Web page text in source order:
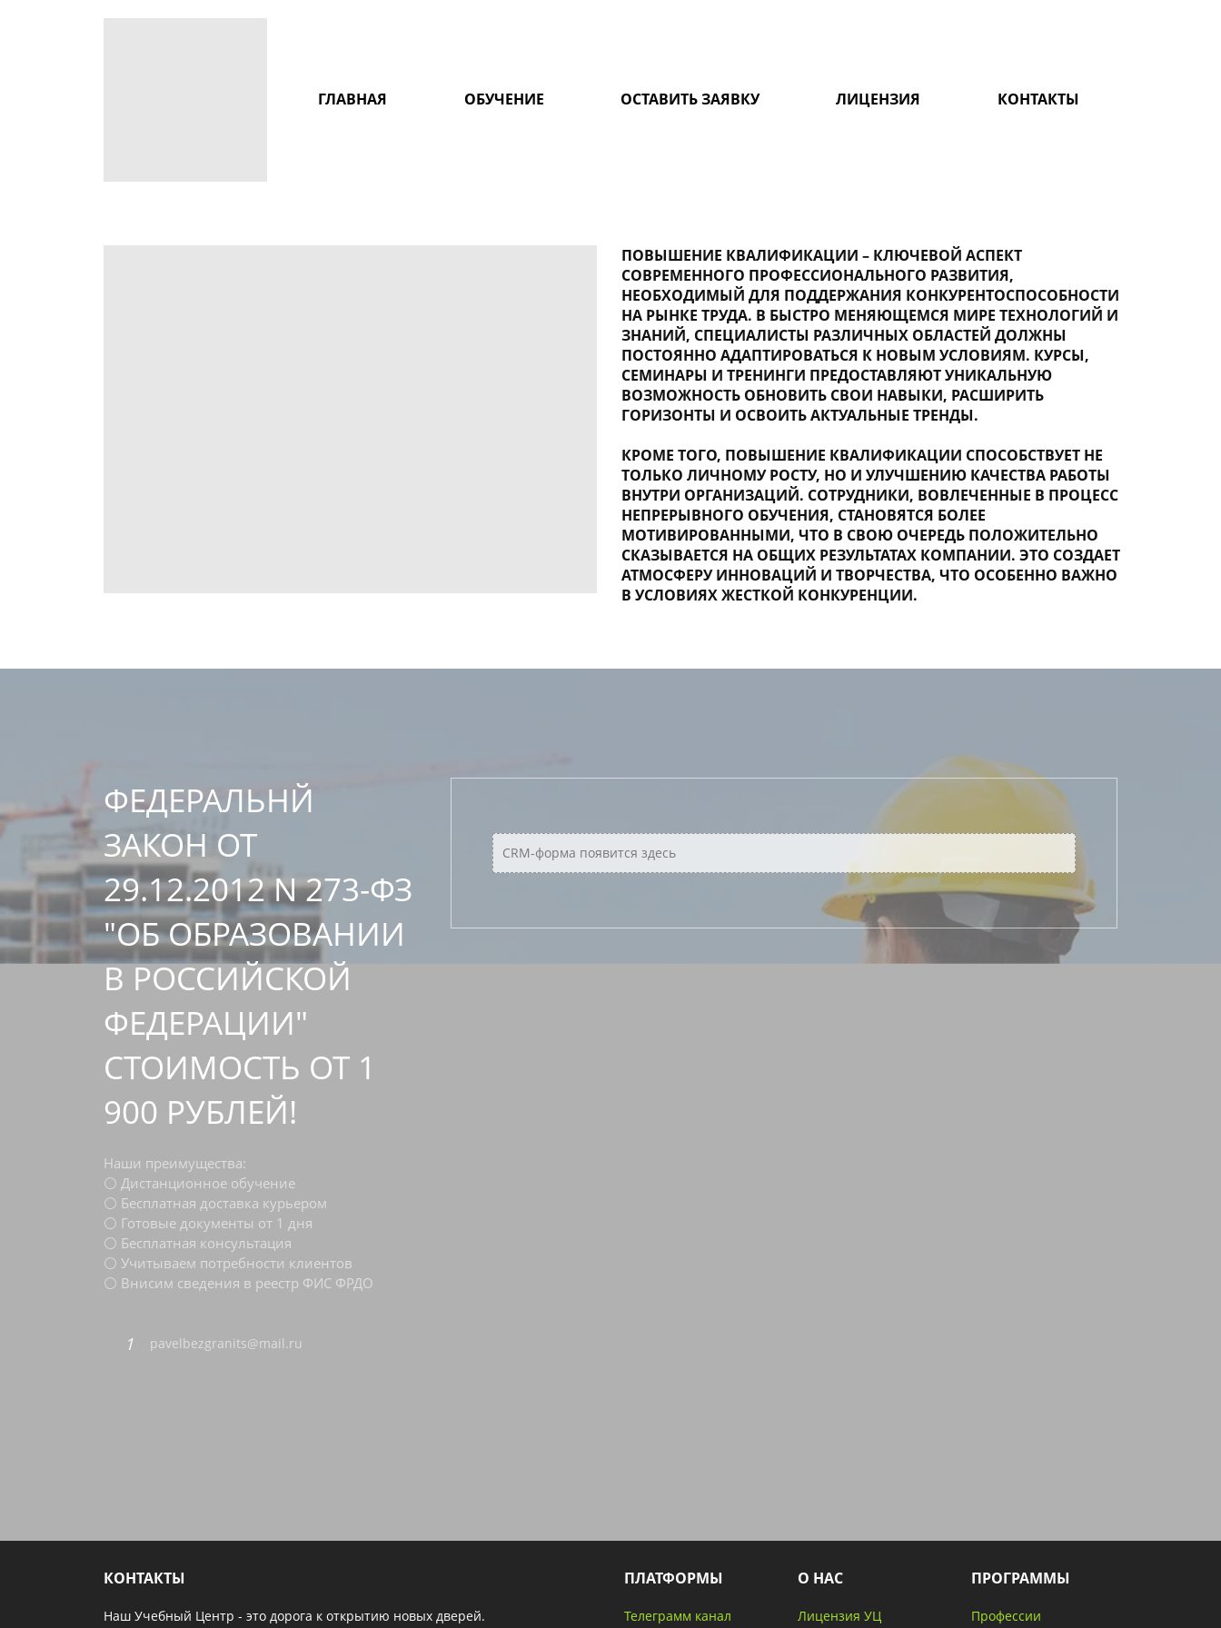
ГЛАВНАЯ ОБУЧЕНИЕ ОСТАВИТЬ ЗАЯВКУ ЛИЦЕНЗИЯ КОНТАКТЫ
ПОВЫШЕНИЕ КВАЛИФИКАЦИИ – КЛЮЧЕВОЙ АСПЕКТ
СОВРЕМЕННОГО ПРОФЕССИОНАЛЬНОГО РАЗВИТИЯ,
НЕОБХОДИМЫЙ ДЛЯ ПОДДЕРЖАНИЯ КОНКУРЕНТОСПОСОБНОСТИ
НА РЫНКЕ ТРУДА. В БЫСТРО МЕНЯЮЩЕМСЯ МИРЕ ТЕХНОЛОГИЙ И
ЗНАНИЙ, СПЕЦИАЛИСТЫ РАЗЛИЧНЫХ ОБЛАСТЕЙ ДОЛЖНЫ
ПОСТОЯННО АДАПТИРОВАТЬСЯ К НОВЫМ УСЛОВИЯМ. КУРСЫ,
СЕМИНАРЫ И ТРЕНИНГИ ПРЕДОСТАВЛЯЮТ УНИКАЛЬНУЮ
ВОЗМОЖНОСТЬ ОБНОВИТЬ СВОИ НАВЫКИ, РАСШИРИТЬ
ГОРИЗОНТЫ И ОСВОИТЬ АКТУАЛЬНЫЕ ТРЕНДЫ.
КРОМЕ ТОГО, ПОВЫШЕНИЕ КВАЛИФИКАЦИИ СПОСОБСТВУЕТ НЕ
ТОЛЬКО ЛИЧНОМУ РОСТУ, НО И УЛУЧШЕНИЮ КАЧЕСТВА РАБОТЫ
ВНУТРИ ОРГАНИЗАЦИЙ. СОТРУДНИКИ, ВОВЛЕЧЕННЫЕ В ПРОЦЕСС
НЕПРЕРЫВНОГО ОБУЧЕНИЯ, СТАНОВЯТСЯ БОЛЕЕ
МОТИВИРОВАННЫМИ, ЧТО В СВОЮ ОЧЕРЕДЬ ПОЛОЖИТЕЛЬНО
СКАЗЫВАЕТСЯ НА ОБЩИХ РЕЗУЛЬТАТАХ КОМПАНИИ. ЭТО СОЗДАЕТ
АТМОСФЕРУ ИННОВАЦИЙ И ТВОРЧЕСТВА, ЧТО ОСОБЕННО ВАЖНО
В УСЛОВИЯХ ЖЕСТКОЙ КОНКУРЕНЦИИ.
ФЕДЕРАЛЬНЙ
ЗАКОН ОТ
29.12.2012 N 273-ФЗ
"ОБ ОБРАЗОВАНИИ
В РОССИЙСКОЙ
ФЕДЕРАЦИИ"
СТОИМОСТЬ ОТ 1
900 РУБЛЕЙ!
Наши преимущества:
⚪ Дистанционное обучение
⚪ Бесплатная доставка курьером
⚪ Готовые документы от 1 дня
⚪ Бесплатная консультация
⚪ Учитываем потребности клиентов
⚪ Внисим сведения в реестр ФИС ФРДО
pavelbezgranits@mail.ru
CRM-форма появится здесь
КОНТАКТЫ
Наш Учебный Центр - это дорога к открытию новых дверей.
ПЛАТФОРМЫ
Телеграмм канал
О НАС
Лицензия УЦ
ПРОГРАММЫ
Профессии